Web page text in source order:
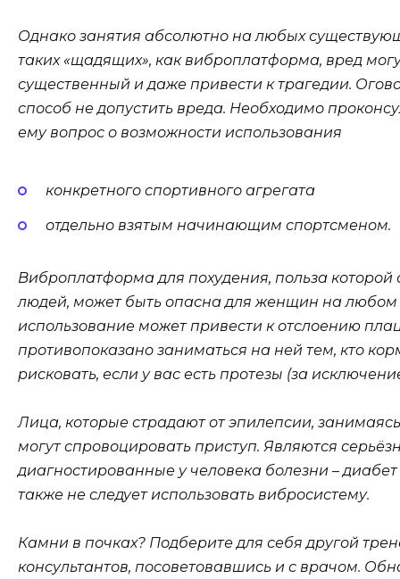
Однако занятия абсолютно на любых
таких «щадящих», как виброплатформа, вред
существенный и даже привести к трагедии.
способ не допустить вреда. Необходимо
ему вопрос о возможности использования
конкретного спортивного агрегата
отдельно взятым начинающим спортсменом.
Виброплатформа для похудения, польза
людей, может быть опасна для женщин на любом
использование может привести к отслоению
противопоказано заниматься на ней тем, кто
рисковать, если у вас есть протезы (за
Лица, которые страдают от эпилепсии,
могут спровоцировать приступ. Являются
диагностированные у человека болезни –
также не следует использовать вибросистему.
Камни в почках? Подберите для себя другой
консультантов, посоветовавшись и с врачом.